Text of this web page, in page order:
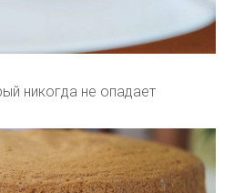
никогда не опадает